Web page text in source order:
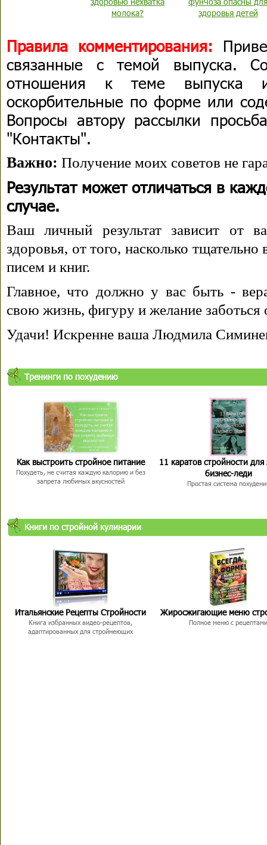
молока?
здоровья детей
Правила комментирования:
связанные с темой выпуска.
отношения к теме выпуска
оскорбительные по форме или
Вопросы автору рассылки
"Контакты".
Важно: Получение моих советов не
Результат может отличаться в
случае.
Ваш личный результат зависит от
здоровья, от того, насколько
писем и книг.
Главное, что должно у вас быть -
свою жизнь, фигуру и желание заботься
Удачи! Искренне ваша Людмила
Тренинги по похудению
Как выстроить стройное питание
Похудеть, не считая каждую калорию и без
запрета любимых вкусностей
11 каратов стройности для
бизнес-леди
Простая система
Книги по стройной кулинарии
Итальянские Рецепты Стройности
Книга избранных видео-рецептов,
адаптированных для стройнеющих
Жиросжигающие меню
Полное меню с рецептами